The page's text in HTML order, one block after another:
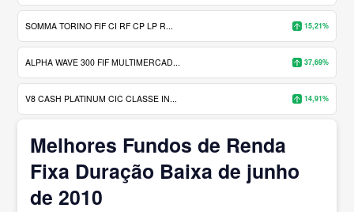
SOMMA TORINO FIF CI RF CP LP R... 15,21%
ALPHA WAVE 300 FIF MULTIMERCAD... 37,69%
V8 CASH PLATINUM CIC CLASSE IN... 14,91%
Melhores Fundos de Renda
Fixa Duração Baixa de junho
de 2010